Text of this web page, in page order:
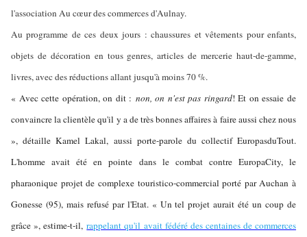
l'association Au cœur des commerces d'Aulnay.
Au programme de ces deux jours : chaussures et vêtements pour enfants,
objets de décoration en tous genres, articles de mercerie haut-de-gamme,
livres, avec des réductions allant jusqu'à moins 70 %.
« Avec cette opération, on dit : non, on n'est pas ringard! Et on essaie de
convaincre la clientèle qu'il y a de très bonnes affaires à faire aussi chez nous
», détaille Kamel Lakal, aussi porte-parole du collectif EuropasduTout.
L'homme avait été en pointe dans le combat contre EuropaCity, le
pharaonique projet de complexe touristico-commercial porté par Auchan à
Gonesse (95), mais refusé par l'Etat. « Un tel projet aurait été un coup de
grâce », estime-t-il,rappelant qu'il avait fédéré des centaines de commerces